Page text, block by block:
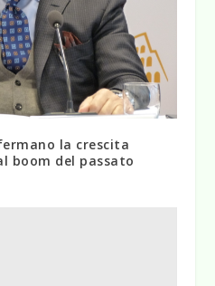
la crescita
boom del passato